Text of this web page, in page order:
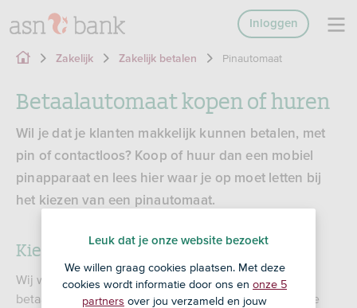
Inloggen
Zakelijk Zakelijk betalen Pinautomaat
Betaalautomaat kopen of huren
Wil je dat je klanten makkelijk kunnen betalen, met
pin of contactloos? Koop of huur dan een mobiel
pinapparaat en lees hier waar je op moet letten bij
het kiezen van een pinautomaat.
Kies zelf je betaalautomaat
Wij werken samen met 2 leveranciers voor
betaalautomaten: CCV en SEPAY. Heb je een zakelijke
Leuk dat je onze website bezoekt
We willen graag cookies plaatsen. Met deze
cookies wordt informatie door ons en onze 5
partners over jou verzameld en jouw